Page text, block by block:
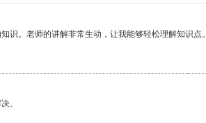
识。老师的讲解非常生动，让我能够轻松理解知识点。
。